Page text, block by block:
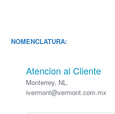
NOMENCLATURA:
Atencion al Cliente
Monterrey, NL.
ivermont@vermont.com.mx